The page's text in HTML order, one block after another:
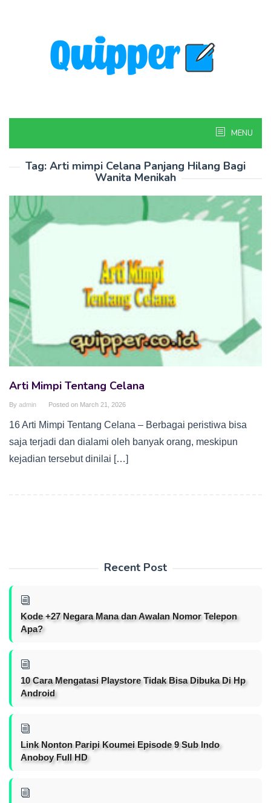
MENU
Tag: Arti mimpi Celana Panjang Hilang Bagi
Wanita Menikah
Arti Mimpi Tentang Celana
By admin Posted on March 21, 2026
16 Arti Mimpi Tentang Celana – Berbagai peristiwa bisa
saja terjadi dan dialami oleh banyak orang, meskipun
kejadian tersebut dinilai […]
Recent Post
Kode +27 Negara Mana dan Awalan Nomor Telepon
Apa?
10 Cara Mengatasi Playstore Tidak Bisa Dibuka Di Hp
Android
Link Nonton Paripi Koumei Episode 9 Sub Indo
Anoboy Full HD